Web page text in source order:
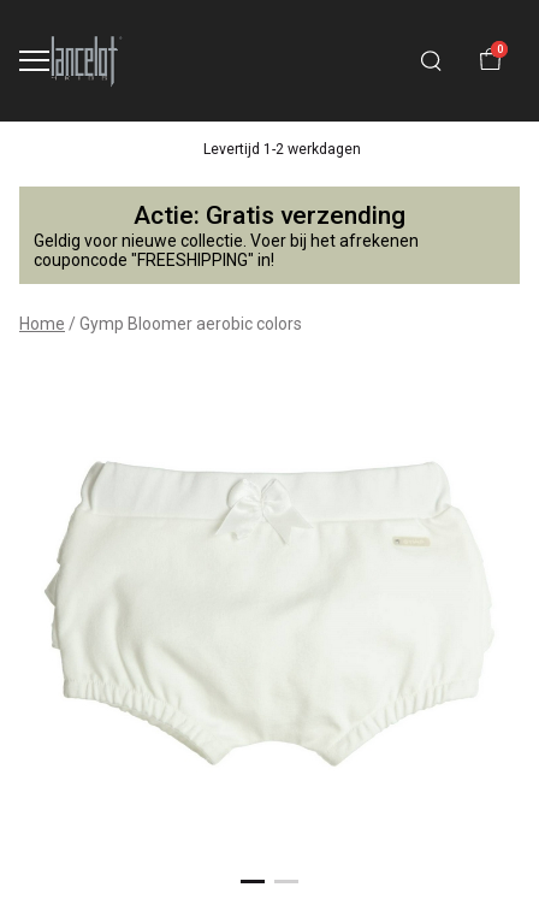
0
Levertijd 1-2 werkdagen
Gymp
Bloomer
aerobic
colors
Lancelot
Kids
Actie: Gratis verzending
Geldig voor nieuwe collectie. Voer bij het afrekenen
couponcode "FREESHIPPING" in!
Home Gymp Bloomer aerobic colors